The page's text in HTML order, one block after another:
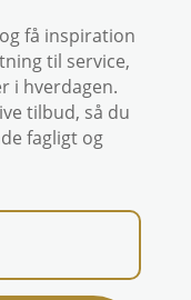
få inspiration
til service,
i hverdagen.
tilbud, så du
fagligt og